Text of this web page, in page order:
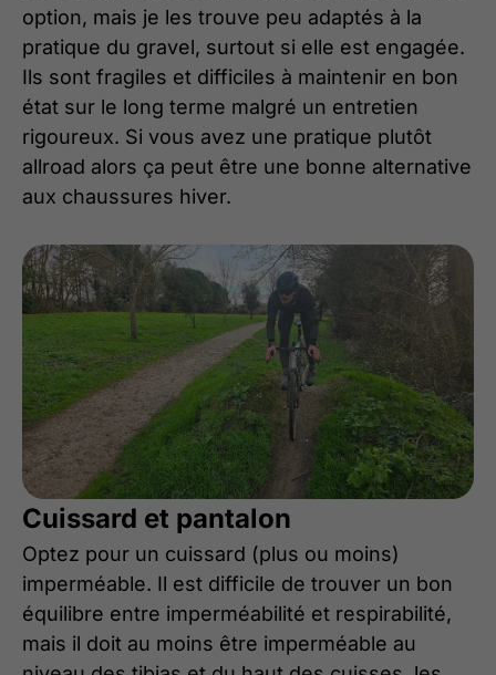
option, mais je les trouve peu adaptés à la
pratique du gravel, surtout si elle est engagée.
Ils sont fragiles et difficiles à maintenir en bon
état sur le long terme malgré un entretien
rigoureux. Si vous avez une pratique plutôt
allroad alors ça peut être une bonne alternative
aux chaussures hiver.
Cuissard et pantalon
Optez pour un cuissard (plus ou moins)
imperméable. Il est difficile de trouver un bon
équilibre entre imperméabilité et respirabilité,
mais il doit au moins être imperméable au